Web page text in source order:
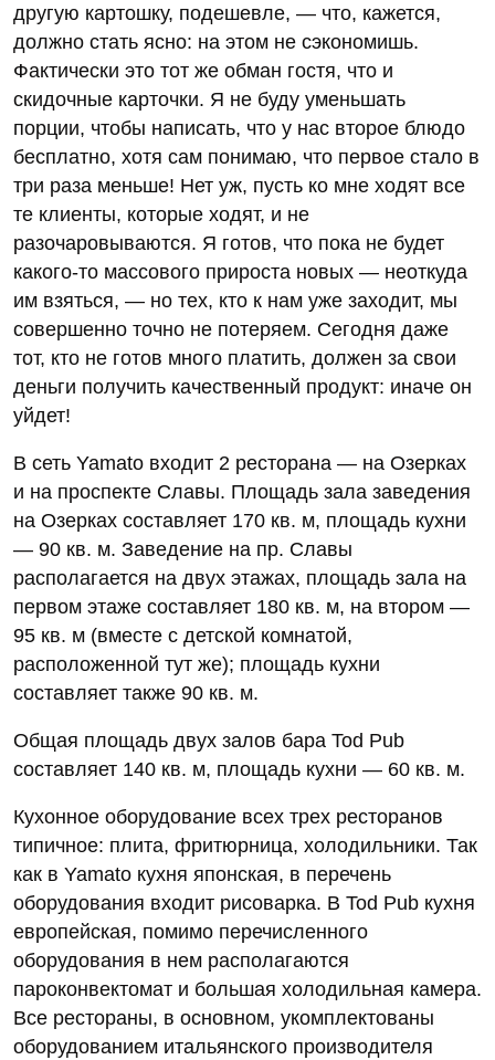
другую картошку, подешевле, — что, кажется,
должно стать ясно: на этом не сэкономишь.
Фактически это тот же обман гостя, что и
скидочные карточки. Я не буду уменьшать
порции, чтобы написать, что у нас второе блюдо
бесплатно, хотя сам понимаю, что первое стало в
три раза меньше! Нет уж, пусть ко мне ходят все
те клиенты, которые ходят, и не
разочаровываются. Я готов, что пока не будет
какого-то массового прироста новых — неоткуда
им взяться, — но тех, кто к нам уже заходит, мы
совершенно точно не потеряем. Сегодня даже
тот, кто не готов много платить, должен за свои
деньги получить качественный продукт: иначе он
уйдет!
В сеть Yamato входит 2 ресторана — на Озерках
и на проспекте Славы. Площадь зала заведения
на Озерках составляет 170 кв. м, площадь кухни
— 90 кв. м. Заведение на пр. Славы
располагается на двух этажах, площадь зала на
первом этаже составляет 180 кв. м, на втором —
95 кв. м (вместе с детской комнатой,
расположенной тут же); площадь кухни
составляет также 90 кв. м.
Общая площадь двух залов бара Tod Pub
составляет 140 кв. м, площадь кухни — 60 кв. м.
Кухонное оборудование всех трех ресторанов
типичное: плита, фритюрница, холодильники. Так
как в Yamato кухня японская, в перечень
оборудования входит рисоварка. В Tod Pub кухня
европейская, помимо перечисленного
оборудования в нем располагаются
пароконвектомат и большая холодильная камера.
Все рестораны, в основном, укомплектованы
оборудованием итальянского производителя